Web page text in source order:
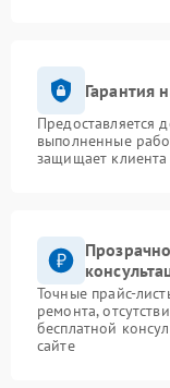
Гарантия
Предоставляется
выполненные
защищает
Точные прайс-
ремонта,
бесплатной
сайте